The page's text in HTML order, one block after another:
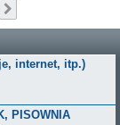
internet, itp.)
PISOWNIA